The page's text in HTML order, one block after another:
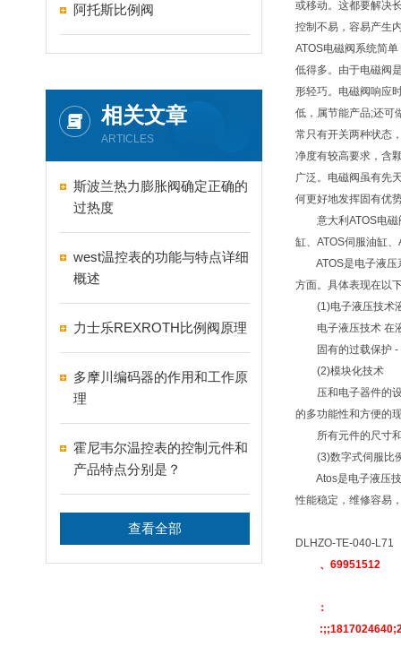
阿托斯比例阀
相关文章
ARTICLES
斯波兰热力膨胀阀确定正确的
过热度
west温控表的功能与特点详细
概述
力士乐REXROTH比例阀原理
多摩川编码器的作用和工作原
理
霍尼韦尔温控表的控制元件和
产品特点分别是？
查看全部
或移动。这都要解决
控制不易，容易产生
ATOS电磁阀系统简
低得多。由于电磁阀
形轻巧。电磁阀响应
低，属节能产品;还可
常只有开关两种状态
净度有较高要求，含
广泛。电磁阀虽有先
何更好地发挥固有优
意大利ATOS电磁阀
缸、ATOS伺服油缸
ATOS是电子液压系
方面。具体表现在以
(1)电子液压技术液
电子液压技术 在液
固有的过载保护 -
(2)模块化技术
压和电子器件的设
的多功能性和方便的
所有元件的尺寸和
(3)数字式伺服比
Atos是电子液压技
性能稳定，维修容易
DLHZO-TE-040-L71
、69951512
：